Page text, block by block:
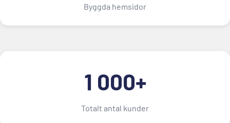
Byggda hemsidor
1 000+
Totalt antal kunder